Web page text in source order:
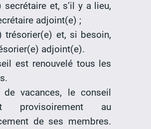
secrétaire et, s’il y a lieu,
adjoint(e) ;
trésorier(e) et, si besoin,
adjoint(e).
est renouvelé tous les
de vacances, le conseil
provisoirement au
de ses membres.